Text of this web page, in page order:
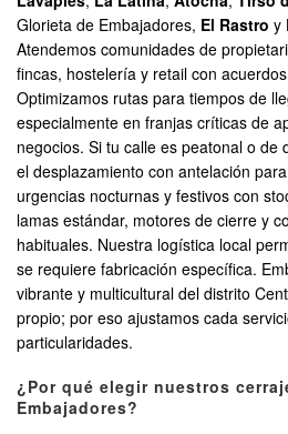
Glorieta de Embajadores, El Rastro y
Atendemos comunidades de
fincas, hostelería y retail con
Optimizamos rutas para tiempos de
especialmente en franjas críticas de
negocios. Si tu calle es peatonal o de
el desplazamiento con antelación
urgencias nocturnas y festivos con
lamas estándar, motores de cierre y
habituales. Nuestra logística local
se requiere fabricación específica.
vibrante y multicultural del distrito
propio; por eso ajustamos cada
particularidades.
¿Por qué elegir nuestros
Embajadores?